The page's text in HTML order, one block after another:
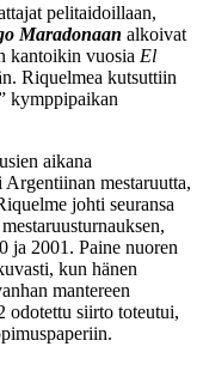
pelitaidoillaan,
Maradonaan alkoivat
kantoikin vuosia El
Riquelmea kutsuttiin
kymppipaikan
aikana
mestaruutta,
johti seuransa
ja 2001. Paine nuoren
kun hänen
mantereen
odotettu siirto toteutui,